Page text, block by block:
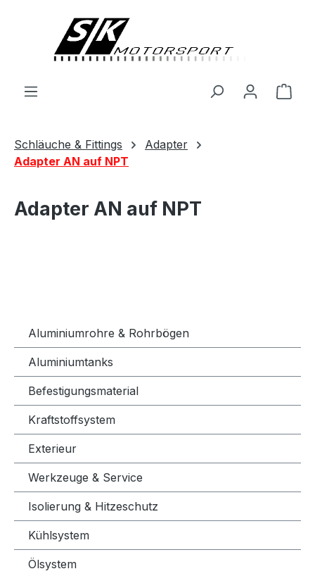
Schläuche & Fittings
Adapter
Adapter AN auf NPT
Adapter AN auf NPT
Aluminiumrohre & Rohrbögen
Aluminiumtanks
Befestigungsmaterial
Kraftstoffsystem
Exterieur
Werkzeuge & Service
Isolierung & Hitzeschutz
Kühlsystem
Ölsystem